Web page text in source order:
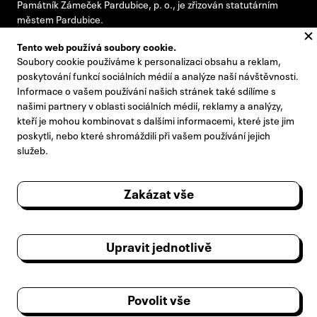
Památník Zámeček Pardubice, p. o., je zřizován statutárním
městem Pardubice.
#pamatnikzamecek
zamecek@zamecek-memorial.cz
+420 732 895 221
Kontakty
Pro novináře
Výroční zprávy
Poradní sbor ředitele
Tento web používá soubory cookie.
Soubory cookie používáme k personalizaci obsahu a reklam,
poskytování funkcí sociálních médií a analýze naší návštěvnosti.
Informace o vašem používání našich stránek také sdílíme s
našimi partnery v oblasti sociálních médií, reklamy a analýzy,
kteří je mohou kombinovat s dalšími informacemi, které jste jim
poskytli, nebo které shromáždili při vašem používání jejich
služeb.
Zakázat vše
Upravit jednotlivě
Povolit vše